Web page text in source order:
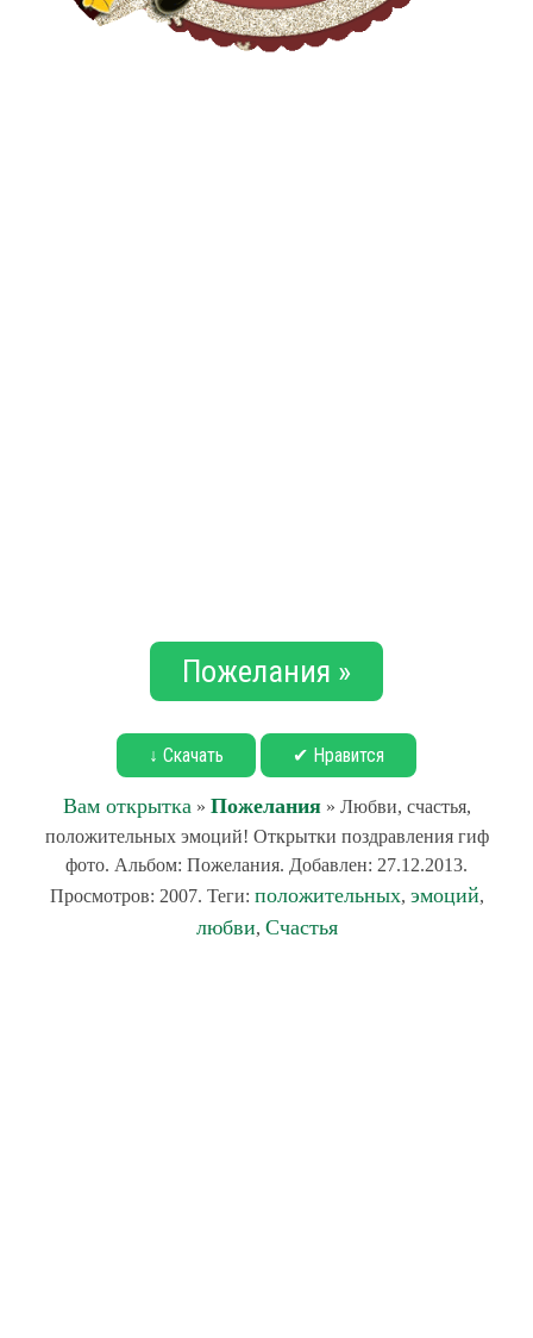
Пожелания »
↓ Скачать ✔ Нравится
Вам открытка » Пожелания» Любви, счастья,
положительных эмоций! Открытки поздравления гиф
фото. Альбом: Пожелания. Добавлен: 27.12.2013.
Просмотров: 2007. Теги: положительных, эмоций,
любви, Счастья